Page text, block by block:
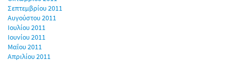
Σεπτεμβρίου 2011
Αυγούστου 2011
Ιουλίου 2011
Ιουνίου 2011
Μαΐου 2011
Απριλίου 2011